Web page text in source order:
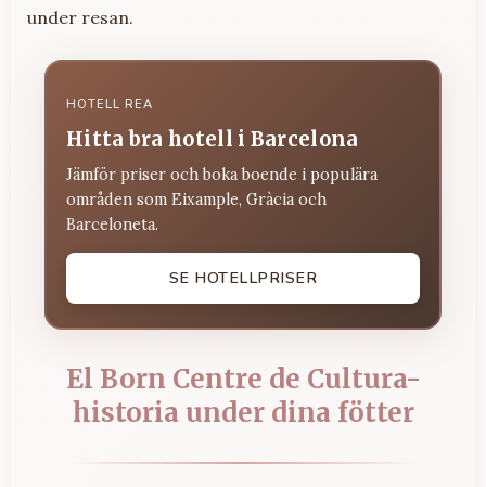
under resan.
HOTELL REA
Hitta bra hotell i Barcelona
Jämför priser och boka boende i populära
områden som Eixample, Gràcia och
Barceloneta.
SE HOTELLPRISER
El Born Centre de Cultura-
historia under dina fötter